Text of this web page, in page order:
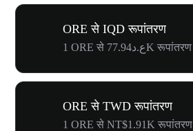
ORE से IQD रूपांतरण
1 ORE से ع.د77.94K रूपांतरण
ORE से TWD रूपांतरण
1 ORE से NT$1.91K रूपांतरण